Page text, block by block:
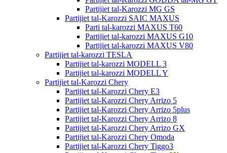
Partijiet tal-Karozzi MG GS
Partijiet tal-Karozzi SAIC MAXUS
Parti tal-karozzi MAXUS T60
Partijiet tal-karozzi MAXUS G10
Partijiet tal-karozzi MAXUS V80
Partijiet tal-karozzi TESLA
Partijiet tal-karozzi MODELL 3
Partijiet tal-karozzi MODELL Y
Partijiet tal-Karozzi Chery
Partijiet tal-Karozzi Chery E3
Partijiet tal-Karozzi Chery Arrizo 5
Partijiet tal-Karozzi Chery Arrizo 5plus
Partijiet tal-Karozzi Chery Arrizo 8
Partijiet tal-Karozzi Chery Arrizo GX
Partijiet tal-Karozzi Chery Omoda
Partijiet tal-Karozzi Chery Tiggo3